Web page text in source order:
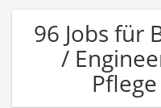
96 Jobs für
/